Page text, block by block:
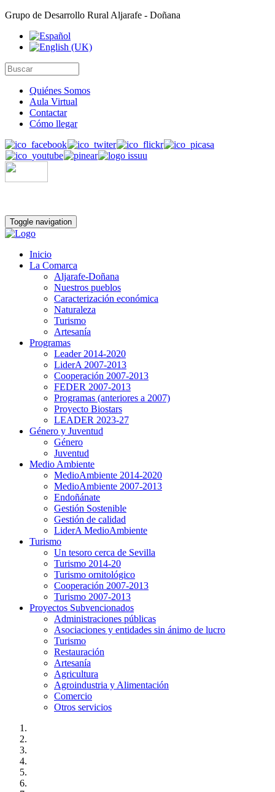
Grupo de Desarrollo Rural Aljarafe - Doñana
Quiénes Somos
Aula Virtual
Contactar
Cómo llegar
Toggle navigation
Inicio
La Comarca
Aljarafe-Doñana
Nuestros pueblos
Caracterización económica
Naturaleza
Turismo
Artesanía
Programas
Leader 2014-2020
LiderA 2007-2013
Cooperación 2007-2013
FEDER 2007-2013
Programas (anteriores a 2007)
Proyecto Biostars
LEADER 2023-27
Género y Juventud
Género
Juventud
Medio Ambiente
MedioAmbiente 2014-2020
MedioAmbiente 2007-2013
Endoñánate
Gestión Sostenible
Gestión de calidad
LiderA MedioAmbiente
Turismo
Un tesoro cerca de Sevilla
Turismo 2014-20
Turismo ornitológico
Cooperación 2007-2013
Turismo 2007-2013
Proyectos Subvencionados
Administraciones públicas
Asociaciones y entidades sin ánimo de lucro
Turismo
Restauración
Artesanía
Agricultura
Agroindustria y Alimentación
Comercio
Otros servicios